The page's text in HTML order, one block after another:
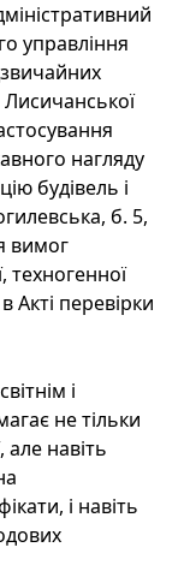
управління
Лисичанської
нагляду
будівель і
б. 5,
вимог
техногенної
Акті перевірки
і
не тільки
але навіть
і навіть